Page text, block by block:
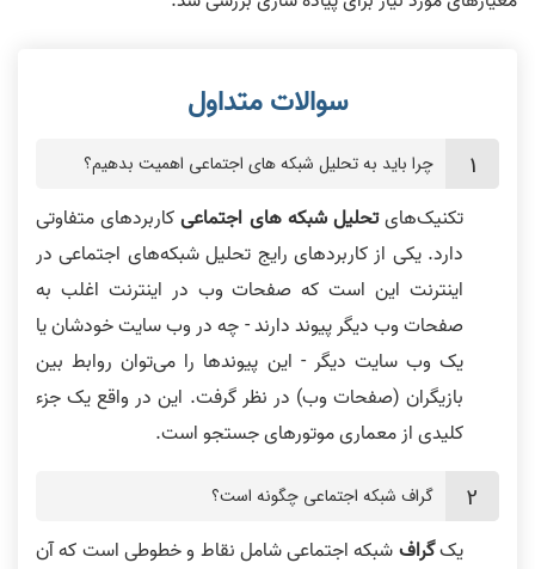
چرا باید به تحلیل شبکه های اجتماعی اهمیت بدهیم؟
تکنیک‌هایتحلیل شبکه های اجتماعیکاربردهای متفاوتی
دارد. یکی از کاربردهای رایج تحلیل شبکه‌های اجتماعی در
اینترنت این است که صفحات وب در اینترنت اغلب به
صفحات وب دیگر پیوند دارند - چه در وب سایت خودشان یا
یک وب سایت دیگر - این پیوندها را می‌توان روابط بین
بازیگران (صفحات وب) در نظر گرفت. این در واقع یک جزء
کلیدی از معماری موتورهای جستجو است.
گراف شبکه اجتماعی چگونه است؟
یکگرافشبکه اجتماعی شامل نقاط و خطوطی است که آن